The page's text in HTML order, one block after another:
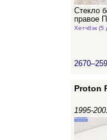
Стекло
правое
Хетчбэк (5
Proton
1995-